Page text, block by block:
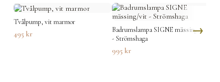
Kontrollera att lampan är korrekt monterad i vägg och att
IP44-installation följs i badrum.
Tvålpump, vit marmor
495 kr
Badrumslampa SIGNE mässing/vit
- Strömshaga
995 kr